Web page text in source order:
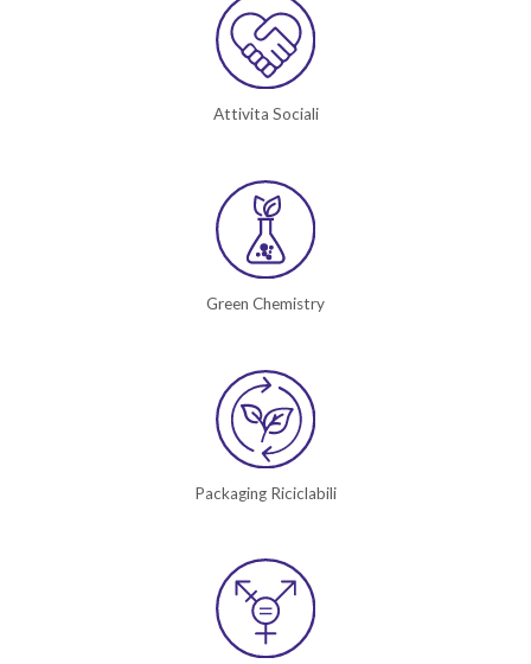
Attivita Sociali
Green Chemistry
Packaging Riciclabili